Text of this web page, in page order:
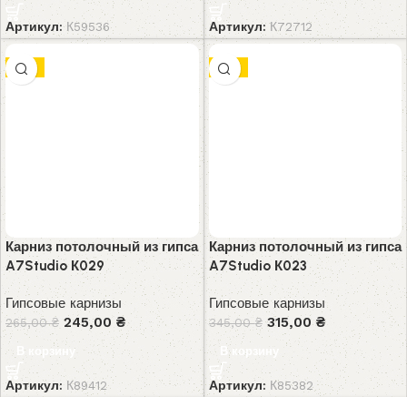
Артикул:К59536 Артикул:К72712
-8%
Карниз потолочный из гипса
A7Studio К029
Гипсовые карнизы
265,00₴ 245,00 ₴
В корзину
Артикул: К89412
-9%
Карниз потолочный из гипса
A7Studio К023
Гипсовые карнизы
345,00₴ 315,00₴
В корзину
Артикул: К85382